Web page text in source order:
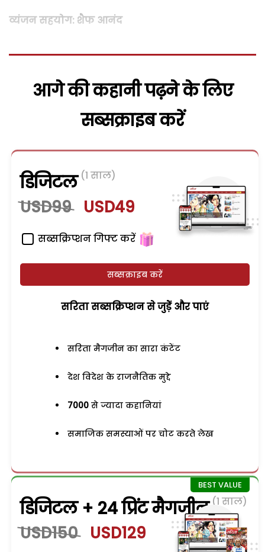
व्यंजन सहयोग: शैफ आनंद
आगे की कहानी पढ़ने के लिए
सब्सक्राइब करें
डिजिटल (1 साल)
USD99 USD49
सब्सक्रिप्शन गिफ्ट करें
सब्सक्राइब करें
सरिता सब्सक्रिप्शन से जुड़ेें और पाएं
सरिता मैगजीन का सारा कंटेंट
देश विदेश के राजनैतिक मुद्दे
7000 से ज्यादा कहानियां
समाजिक समस्याओं पर चोट करते लेख
डिजिटल + 24 प्रिंट मैगजीन (1 साल)
USD150 USD129